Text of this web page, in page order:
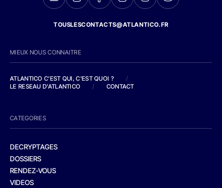
TOUSLESCONTACTS@ATLANTICO.FR
MIEUX NOUS CONNAITRE
ATLANTICO C'EST QUI, C'EST QUOI ?
/
LE RESEAU D'ATLANTICO
/ CONTACT
CATEGORIES
DECRYPTAGES
DOSSIERS
RENDEZ-VOUS
VIDEOS